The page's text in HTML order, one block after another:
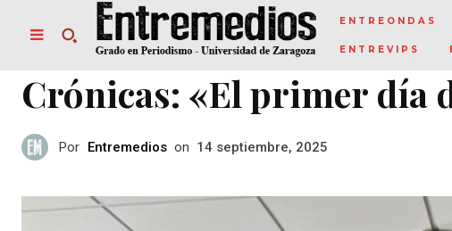
ENTREONDAS
ENTREVIPS
Crónicas: «El primer día
Por Entremedios on 14 septiembre, 2025